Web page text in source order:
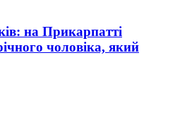
на Прикарпатті
чоловіка, який